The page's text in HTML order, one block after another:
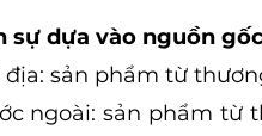
sự dựa vào nguồn
địa: sản phẩm từ
ngoài: sản phẩm từ